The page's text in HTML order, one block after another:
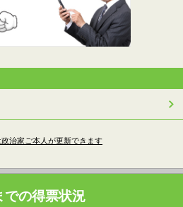
治家ご本人が更新できます
での得票状況